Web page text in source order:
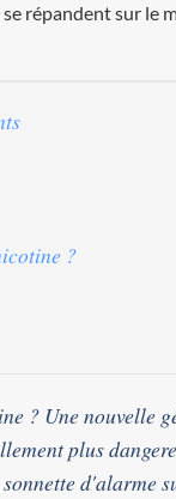
répandent sur le
?
? Une nouvelle
plus
d'alarme